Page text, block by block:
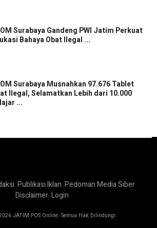
Surabaya Gandeng PWI Jatim Perkuat
Bahaya Obat Ilegal ...
Surabaya Musnahkan 97.676 Tablet
Ilegal, Selamatkan Lebih dari 10.000
...
Publikasi Iklan Pedoman Media Siber
Disclaimer Login
JATIM POS Online. Semua Hak Dilindungi.